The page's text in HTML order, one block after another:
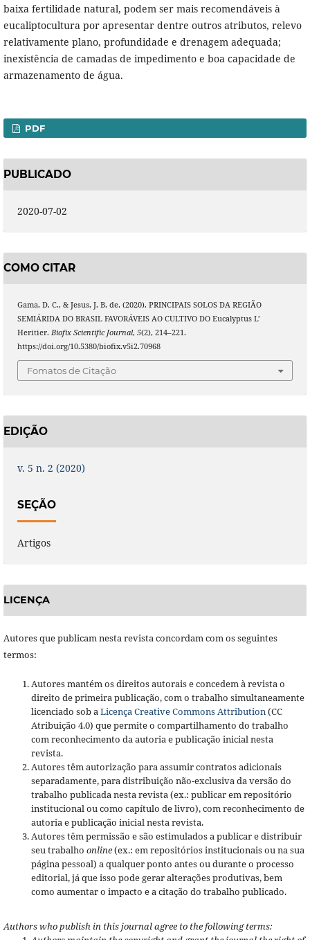
baixa fertilidade natural, podem ser mais recomendáveis à
eucaliptocultura por apresentar dentre outros atributos, relevo
relativamente plano, profundidade e drenagem adequada;
inexistência de camadas de impedimento e boa capacidade de
armazenamento de água.
PDF
PUBLICADO
2020-07-02
COMO CITAR
Gama, D. C., & Jesus, J. B. de. (2020). PRINCIPAIS SOLOS DA REGIÃO
SEMIÁRIDA DO BRASIL FAVORÁVEIS AO CULTIVO DO Eucalyptus L’
Heritier. Biofix Scientific Journal, 5(2), 214–221.
https://doi.org/10.5380/biofix.v5i2.70968
Fomatos de Citação
EDIÇÃO
v. 5 n. 2 (2020)
SEÇÃO
Artigos
LICENÇA
Autores que publicam nesta revista concordam com os seguintes
termos:
Autores mantém os direitos autorais e concedem à revista o
direito de primeira publicação, com o trabalho simultaneamente
licenciado sob a Licença Creative Commons Attribution (CC
Atribuição 4.0) que permite o compartilhamento do trabalho
com reconhecimento da autoria e publicação inicial nesta
revista.
Autores têm autorização para assumir contratos adicionais
separadamente, para distribuição não-exclusiva da versão do
trabalho publicada nesta revista (ex.: publicar em repositório
institucional ou como capítulo de livro), com reconhecimento de
autoria e publicação inicial nesta revista.
Autores têm permissão e são estimulados a publicar e distribuir
seu trabalho online(ex.: em repositórios institucionais ou na sua
página pessoal) a qualquer ponto antes ou durante o processo
editorial, já que isso pode gerar alterações produtivas, bem
como aumentar o impacto e a citação do trabalho publicado.
Authors who publish in this journal agree to the following terms: